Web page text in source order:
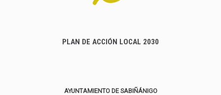
PLAN DE ACCIÓN LOCAL 2030
AYUNTAMIENTO DE SABIÑÁNIGO